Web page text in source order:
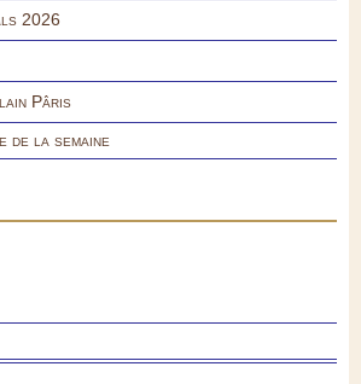
2026
Pâris
de la semaine